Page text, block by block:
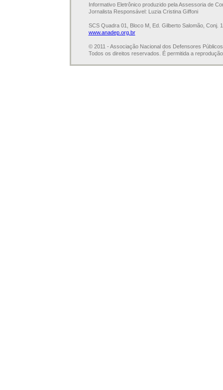
Informativo Eletrônico produzido pela Assessoria de
Jornalista Responsável: Luzia Cristina Giffoni
SCS Quadra 01, Bloco M, Ed. Gilberto Salomão,
www.anadep.org.br
© 2011 - Associação Nacional dos Defensores
Todos os direitos reservados. É permitida a